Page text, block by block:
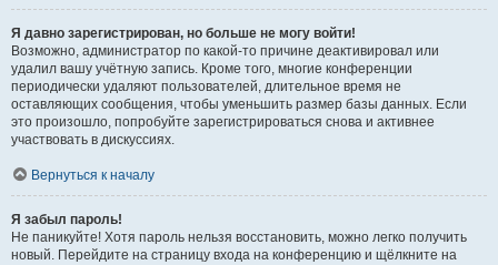
Я давно зарегистрирован, но больше не могу войти!
Возможно, администратор по какой-то причине деактивировал или
удалил вашу учётную запись. Кроме того, многие конференции
периодически удаляют пользователей, длительное время не
оставляющих сообщения, чтобы уменьшить размер базы данных. Если
это произошло, попробуйте зарегистрироваться снова и активнее
участвовать в дискуссиях.
Вернуться к началу
Я забыл пароль!
Не паникуйте! Хотя пароль нельзя восстановить, можно легко получить
новый. Перейдите на страницу входа на конференцию и щёлкните на